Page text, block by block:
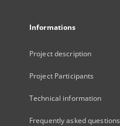
Informations
Project description
Project Participants
Technical information
Frequently asked questions